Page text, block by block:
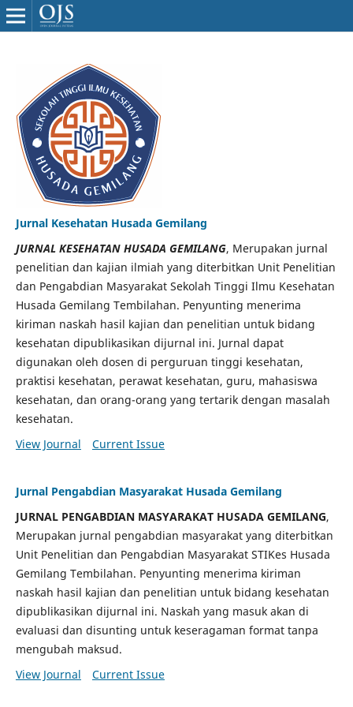
Jurnal Kesehatan Husada Gemilang
JURNAL KESEHATAN HUSADA GEMILANG, Merupakan jurnal
penelitian dan kajian ilmiah yang diterbitkan Unit Penelitian
dan Pengabdian Masyarakat Sekolah Tinggi Ilmu Kesehatan
Husada Gemilang Tembilahan. Penyunting menerima
kiriman naskah hasil kajian dan penelitian untuk bidang
kesehatan dipublikasikan dijurnal ini. Jurnal dapat
digunakan oleh dosen di perguruan tinggi kesehatan,
praktisi kesehatan, perawat kesehatan, guru, mahasiswa
kesehatan, dan orang-orang yang tertarik dengan masalah
kesehatan.
View Journal
Current Issue
Jurnal Pengabdian Masyarakat Husada Gemilang
JURNAL PENGABDIAN MASYARAKAT HUSADA GEMILANG,
Merupakan jurnal pengabdian masyarakat yang diterbitkan
Unit Penelitian dan Pengabdian Masyarakat STIKes Husada
Gemilang Tembilahan. Penyunting menerima kiriman
naskah hasil kajian dan penelitian untuk bidang kesehatan
dipublikasikan dijurnal ini. Naskah yang masuk akan di
evaluasi dan disunting untuk keseragaman format tanpa
mengubah maksud.
View Journal
Current Issue